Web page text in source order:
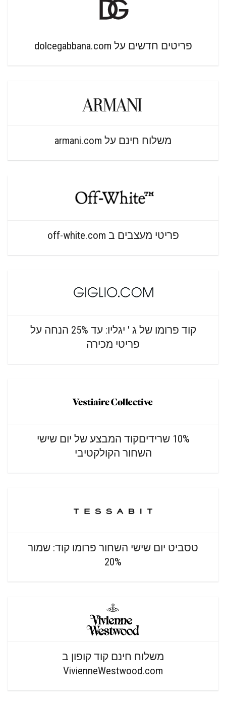
פריטים חדשים על dolcegabbana.com
משלוח חינם על armani.com
פריטי מעצבים ב off-white.com
קוד פרומו של ג ' יגליו: עד 25% הנחה על
פריטי מכירה
10% שרידיםקוד המבצע של יום שישי
השחור הקולקטיבי
טסביט יום שישי השחור פרומו קוד: שמור
20%
משלוח חינם קוד קופון ב
VivienneWestwood.com